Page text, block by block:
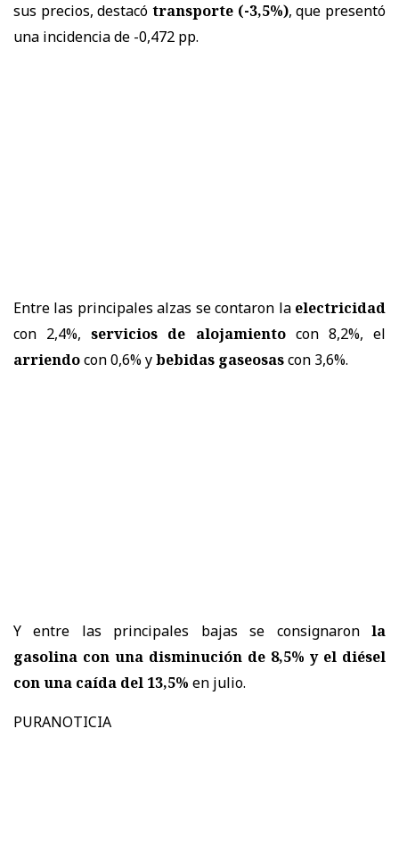
sus precios, destacó transporte (-3,5%), que presentó
una incidencia de -0,472 pp.
Entre las principales alzas se contaron la electricidad
con 2,4%,servicios de alojamientocon 8,2%, el
arriendocon 0,6% ybebidas gaseosascon 3,6%.
Y entre las principales bajas se consignaron la
gasolina con una disminución de 8,5% y el diésel
con una caída del 13,5% en julio.
PURANOTICIA